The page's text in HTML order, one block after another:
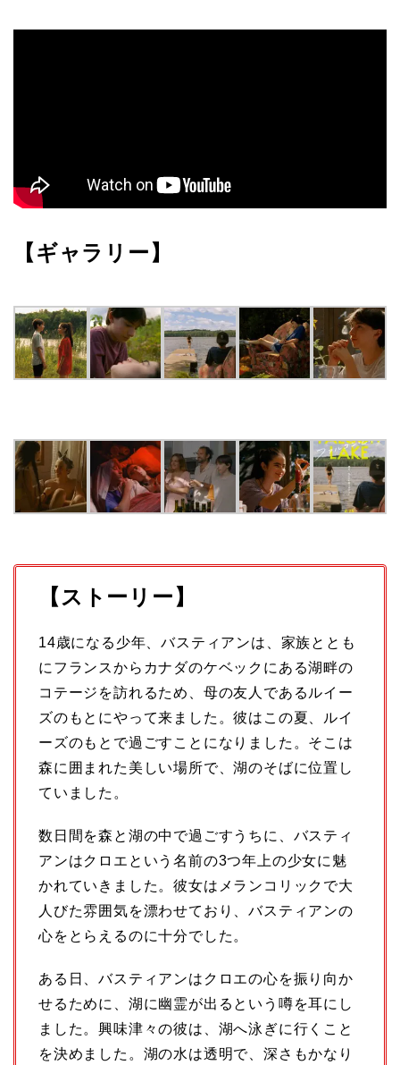
【ギャラリー】
【ストーリー】
14歳になる少年、バスティアンは、家族ととも
にフランスからカナダのケベックにある湖畔の
コテージを訪れるため、母の友人であるルイー
ズのもとにやって来ました。彼はこの夏、ルイ
ーズのもとで過ごすことになりました。そこは
森に囲まれた美しい場所で、湖のそばに位置し
ていました。
数日間を森と湖の中で過ごすうちに、バスティ
アンはクロエという名前の3つ年上の少女に魅
かれていきました。彼女はメランコリックで大
人びた雰囲気を漂わせており、バスティアンの
心をとらえるのに十分でした。
ある日、バスティアンはクロエの心を振り向か
せるために、湖に幽霊が出るという噂を耳にし
ました。興味津々の彼は、湖へ泳ぎに行くこと
を決めました。湖の水は透明で、深さもかなり